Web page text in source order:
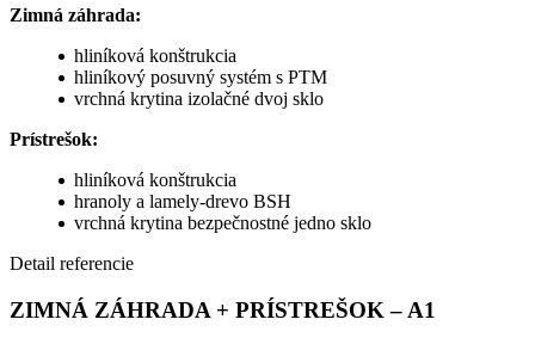
Zimná záhrada:
hliníková konštrukcia
hliníkový posuvný systém s PTM
vrchná krytina izolačné dvoj sklo
Prístrešok:
hliníková konštrukcia
hranoly a lamely-drevo BSH
vrchná krytina bezpečnostné jedno sklo
Detail referencie
ZIMNÁ ZÁHRADA + PRÍSTREŠOK – A1